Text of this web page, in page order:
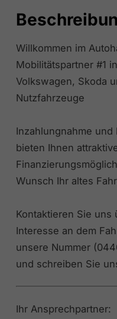
Willkommen im
Mobilitätspartner #1
Volkswagen, Skoda
Nutzfahrzeuge
Inzahlungnahme
bieten Ihnen
Wunsch Ihr altes
Kontaktieren Sie uns
Interesse an dem
unsere Nummer
und schreiben Sie
Ihr Ansprechpartner: